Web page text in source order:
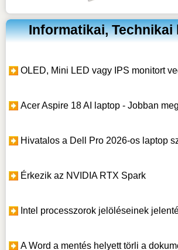
Informatikai, Technikai
OLED, Mini LED vagy IPS monitort
Acer Aspire 18 AI laptop - Jobban
Hivatalos a Dell Pro 2026-os laptop
Érkezik az NVIDIA RTX Spark
Intel processzorok jelöléseinek
A Word a mentés helyett törli a